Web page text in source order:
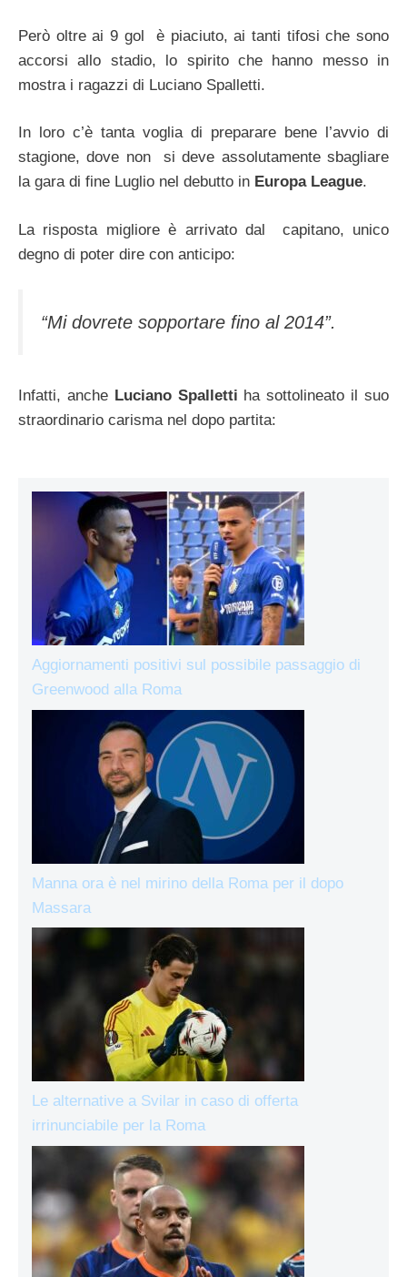
Però oltre ai 9 gol è piaciuto, ai tanti tifosi che sono
accorsi allo stadio, lo spirito che hanno messo in
mostra i ragazzi di Luciano Spalletti.
In loro c’è tanta voglia di preparare bene l’avvio di
stagione, dove non si deve assolutamente sbagliare
la gara di fine Luglio nel debutto in Europa League.
La risposta migliore è arrivato dal capitano, unico
degno di poter dire con anticipo:
“Mi dovrete sopportare fino al 2014”.
Infatti, ancheLuciano Spalletti ha sottolineato il suo
straordinario carisma nel dopo partita:
Aggiornamenti positivi sul possibile passaggio di
Greenwood alla Roma
Manna ora è nel mirino della Roma per il dopo
Massara
Le alternative a Svilar in caso di offerta
irrinunciabile per la Roma